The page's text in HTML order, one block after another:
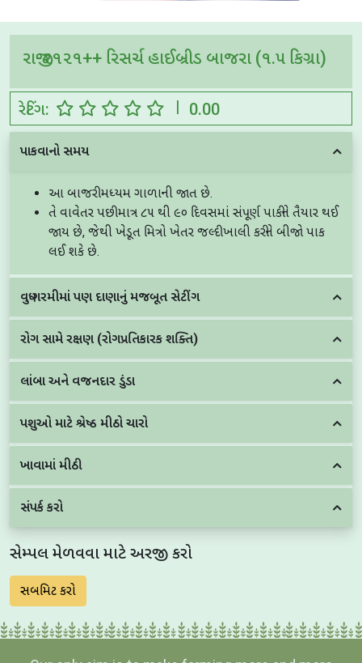
રાજી-૨૧૨૧++ રિસર્ચ હાઈબ્રીડ બાજરા (૧.૫ કિગ્રા)
રેટિંગ: | 0.00
પાકવાનો સમય
આ બાજરી મધ્યમ ગાળાની જાત છે.
તે વાવેતર પછી માત્ર ૮૫ થી ૯૦ દિવસમાં સંપૂર્ણ પાકીને તૈયાર થઈ
જાય છે, જેથી ખેડૂત મિત્રો ખેતર જલ્દી ખાલી કરીને બીજો પાક
લઈ શકે છે.
વધુ ગરમીમાં પણ દાણાનું મજબૂત સેટીંગ
રોગ સામે રક્ષણ (રોગપ્રતિકારક શક્તિ)
લાંબા અને વજનદાર ડુંડા
પશુઓ માટે શ્રેષ્ઠ મીઠો ચારો
ખાવામાં મીઠી
સંપર્ક કરો
સેમ્પલ મેળવવા માટે અરજી કરો
સબમિટ કરો